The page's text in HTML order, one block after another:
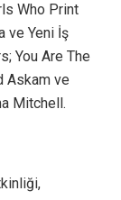
Who Print
ve Yeni İş
You Are The
Askam ve
Mitchell.